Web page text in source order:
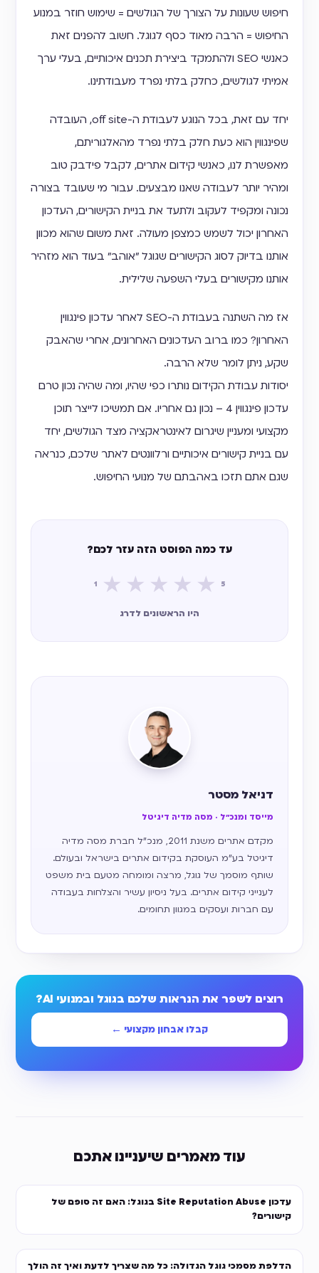
חיפוש שעונות על הצורך של הגולשים = שימוש חוזר במנוע
החיפוש = הרבה מאוד כסף לגוגל. חשוב להפנים זאת
כאנשי SEO ולהתמקד ביצירת תכנים איכותיים, בעלי ערך
אמיתי לגולשים, כחלק בלתי נפרד מעבודתינו.
יחד עם זאת, בכל הנוגע לעבודת ה-off site, העובדה
שפינגווין הוא כעת חלק בלתי נפרד מהאלגוריתם,
מאפשרת לנו, כאנשי קידום אתרים, לקבל פידבק טוב
ומהיר יותר לעבודה שאנו מבצעים. עבור מי שעובד בצורה
נכונה ומקפיד לעקוב ולתעד את בניית הקישורים, העדכון
האחרון יכול לשמש כמצפן מעולה. זאת משום שהוא מכוון
אותנו בדיוק לסוג הקישורים שגוגל ״אוהב״ בעוד הוא מזהיר
אותנו מקישורים בעלי השפעה שלילית.
אז מה השתנה בעבודת ה-SEO לאחר עדכון פינגווין
האחרון? כמו ברוב העדכונים האחרונים, אחרי שהאבק
שקע, ניתן לומר שלא הרבה.
יסודות עבודת הקידום נותרו כפי שהיו, ומה שהיה נכון טרם
עדכון פינגווין 4 – נכון גם אחריו. אם תמשיכו לייצר תוכן
מקצועי ומעניין שיגרום לאינטראקציה מצד הגולשים, יחד
עם בניית קישורים איכותיים ורלוונטים לאתר שלכם, כנראה
שגם אתם תזכו באהבתם של מנועי החיפוש.
עד כמה הפוסט הזה עזר לכם?
1 ★ ★ ★ ★ ★ 5
היו הראשונים לדרג
דניאל מסטר
מייסד ומנכ״ל · מסה מדיה דיגיטל
מקדם אתרים משנת 2011, מנכ״ל חברת מסה מדיה
דיגיטל בע״מ העוסקת בקידום אתרים בישראל ובעולם.
שותף מוסמך של גוגל, מרצה ומומחה מטעם בית משפט
לענייני קידום אתרים. בעל ניסיון עשיר והצלחות בעבודה
עם חברות ועסקים במגוון תחומים.
רוצים לשפר את הנראות שלכם בגוגל ובמנועי AI?
קבלו אבחון מקצועי ←
עוד מאמרים שיעניינו אתכם
עדכון Site Reputation Abuse בגוגל: האם זה סופם של
קישורים?
הדלפת מסמכי גוגל הגדולה: כל מה שצריך לדעת ואיך זה הולך